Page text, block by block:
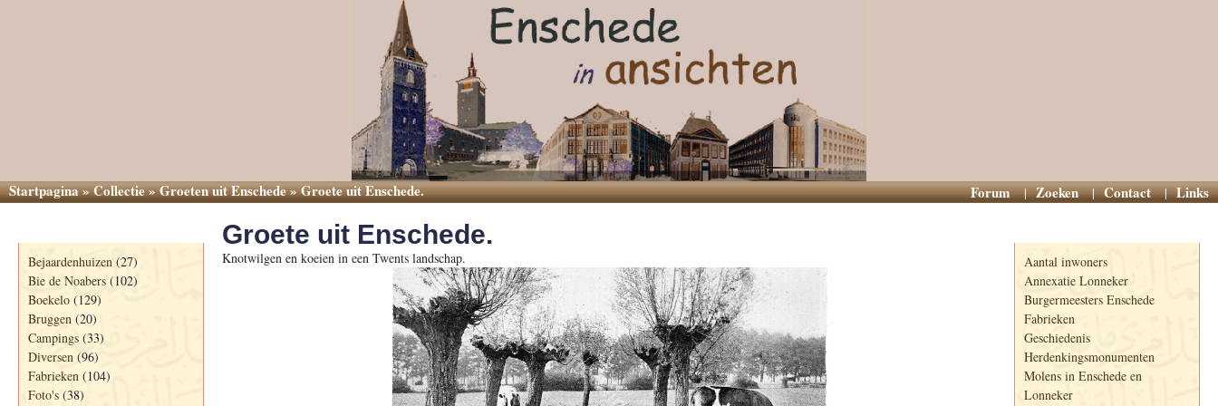
Startpagina»Collectie»Groeten uit Enschede»Groete uit Enschede. Forum Zoeken Contact Links
Bejaardenhuizen (27)
Bie de Noabers (102)
Boekelo (129)
Bruggen (20)
Campings (33)
Diversen (96)
Fabrieken (104)
Foto's (38)
Groete uit Enschede.
Knotwilgen en koeien in een Twents landschap.
Aantal inwoners
Annexatie Lonneker
Burgermeesters Enschede
Fabrieken
Geschiedenis
Herdenkingsmonumenten
Molens in Enschede en
Lonneker